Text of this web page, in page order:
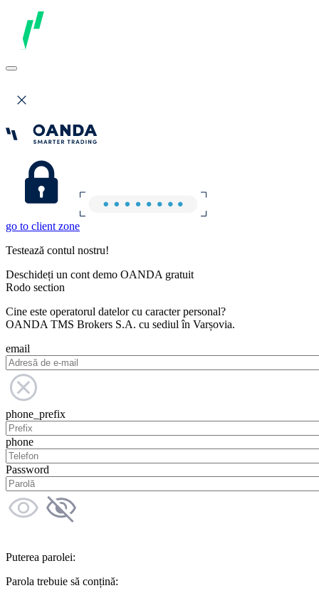
go to client zone
Testează contul nostru!
Deschideți un cont demo OANDA gratuit
Rodo section
Cine este operatorul datelor cu caracter personal?
OANDA TMS Brokers S.A. cu sediul în Varșovia.
email
phone_prefix
phone
Password
Puterea parolei:
Parola trebuie să conțină: